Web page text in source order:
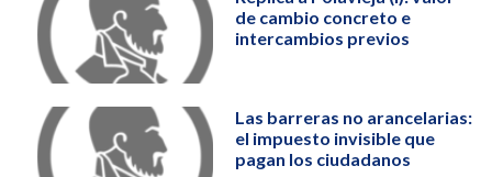
de cambio concreto e
intercambios previos
Las barreras no arancelarias:
el impuesto invisible que
pagan los ciudadanos